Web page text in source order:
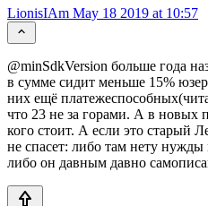
LionisIAm May 18 2019 at 10:57
@minSdkVersion больше года
в сумме сидит меньше 15%
них ещё
что 23 не за горами. А в новых
кого стоит. А если это старый
не спасет: либо там нету нужды
либо он давным давно